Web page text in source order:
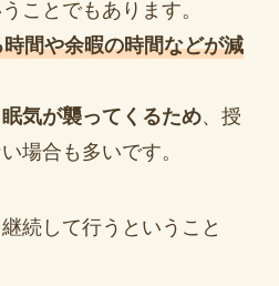
ことでもあります。
間や余暇の時間などが減
眠気が襲ってくるため、授
場合も多いです。
続して行うということ